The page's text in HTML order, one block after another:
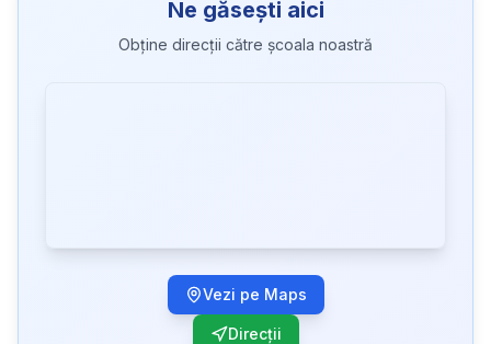
Ne găsești aici
Obține direcții către școala noastră
Vezi pe Maps
Direcții